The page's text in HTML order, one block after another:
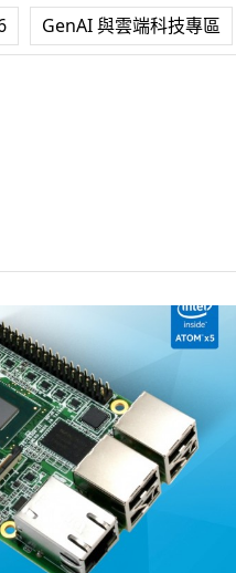
GenAI 與雲端科技專區